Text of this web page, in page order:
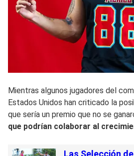
Mientras algunos jugadores del
Estados Unidos han criticado la
que sería un premio que no se
que podrían colaborar al
Las Selección